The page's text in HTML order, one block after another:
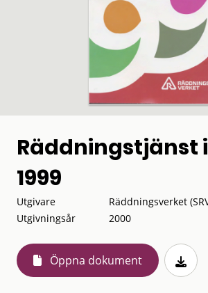
Räddningstjänst
1999
Utgivare
Räddningsverket
Utgivningsår
2000
Öppna dokument